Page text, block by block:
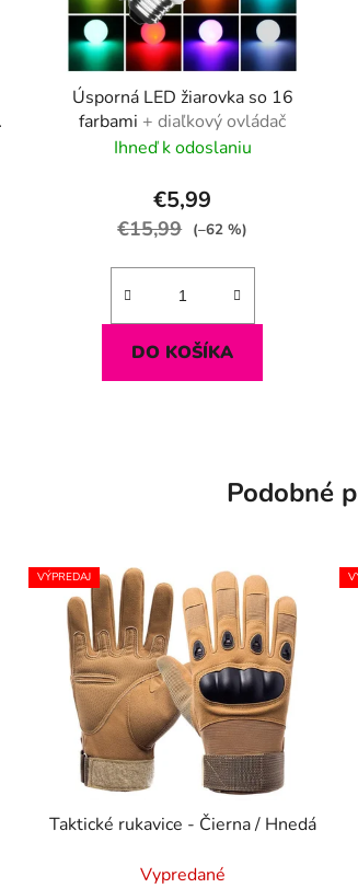
Úsporná LED žiarovka so 16
farbami + diaľkový ovládač
Ihneď k odoslaniu
€5,99
€15,99 (–62 %)
DO KOŠÍKA
Podobné
VÝPREDAJ
Taktické rukavice - Čierna / Hnedá
Vypredané